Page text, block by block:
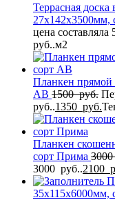
Террасная доска
27x142x3500мм,
цена составляла
руб..м2
Планкен прямой
AB 1500руб.
руб..1350 руб.
Планкен
сорт Прима 3000
3000 руб..2100
35x115x6000мм,